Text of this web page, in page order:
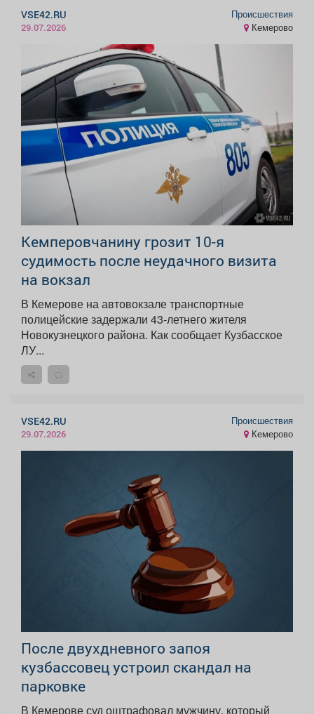
VSE42.RU
29.07.2026
Происшествия
Кемерово
Кемперовчанину грозит 10-я
судимость после неудачного визита
на вокзал
В Кемерове на автовокзале транспортные
полицейские задержали 43-летнего жителя
Новокузнецкого района. Как сообщает Кузбасское
ЛУ...
VSE42.RU
29.07.2026
Происшествия
Кемерово
После двухдневного запоя
кузбассовец устроил скандал на
парковке
В Кемерове суд оштрафовал мужчину, который